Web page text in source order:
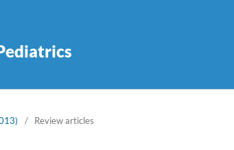
/ Review articles